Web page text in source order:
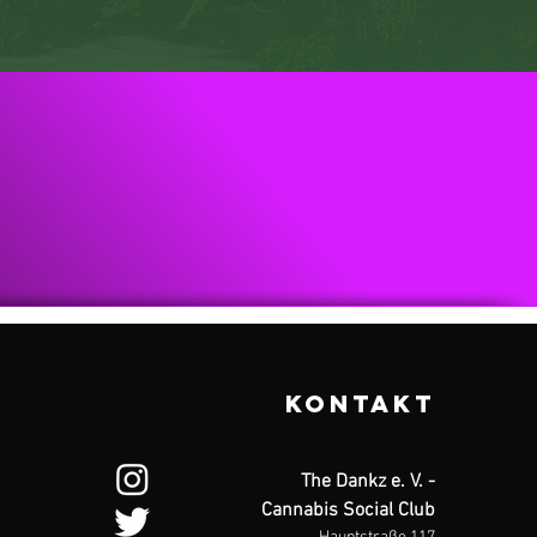
KONTAKT
The Dankz e. V. -
Cannabis Social Club